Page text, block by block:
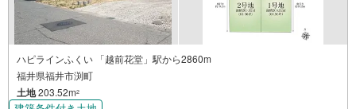
ハピラインふくい 「越前花堂」駅から2860m
福井県福井市渕町
土地203.52m2